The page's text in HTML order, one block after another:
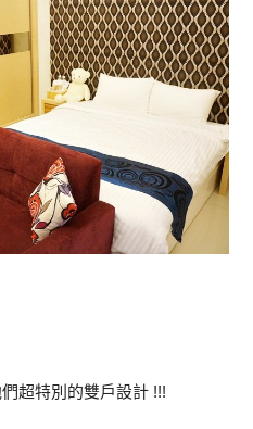
超特別的雙戶設計 !!!